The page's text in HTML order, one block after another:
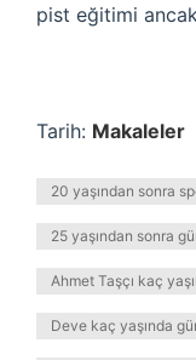
pist eğitimi
Tarih: Makaleler
20 yaşından sonra
25 yaşından sonra
Ahmet Taşçı kaç
Deve kaç yaşında